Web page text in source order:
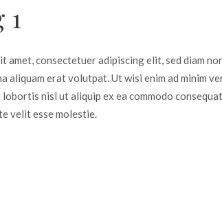
amet, consectetuer adipiscing elit, sed diam
aliquam erat volutpat. Ut wisi enim ad minim
nisl ut aliquip ex ea commodo
velit esse molestie.